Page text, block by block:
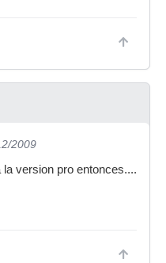
2009
version pro entonces....